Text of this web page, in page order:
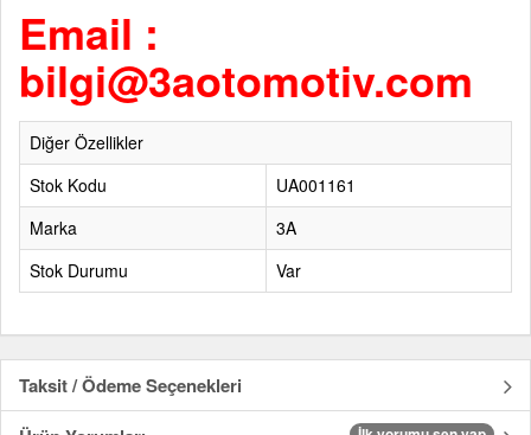
Email :
bilgi@3aotomotiv.com
Diğer Özellikler
Stok Kodu
UA001161
Marka
3A
Stok Durumu
Var
Taksit / Ödeme Seçenekleri